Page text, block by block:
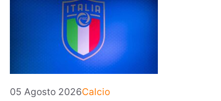
05 Agosto 2026Categorie
Calcio